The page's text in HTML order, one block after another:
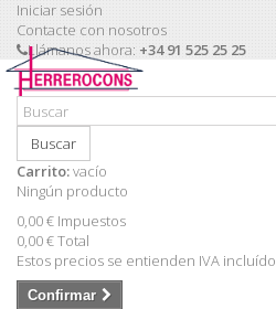
Iniciar sesión
Contacte con nosotros
Llámanos ahora: +34 91 525 25 25
Buscar
Carrito:vacío
Ningún producto
0,00 € Impuestos
0,00 €Total
Estos precios se entienden IVA incluído
Confirmar